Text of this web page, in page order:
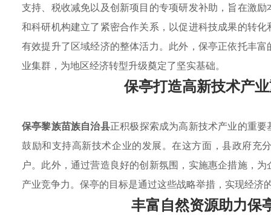
支持、税收减免以及创新项目的专项研发补助，旨在激
和科研机构建立了紧密合作关系，以促进科技成果的转
有效提升了区域经济的整体活力。此外，保亭正依托丰
业集群，为地区经济转型升级奠定了坚实基础。
保亭打造高新技术产
保亭黎族苗族自治县正积极探索成为高新技术产业的重
鼓励和支持高新技术企业的发展。在这方面，县政府充
户。此外，通过营造良好的创新氛围，实施惠企措施，
产业竞争力。保亭的目标是通过这些战略举措，实现经
丰富自然资源助力保